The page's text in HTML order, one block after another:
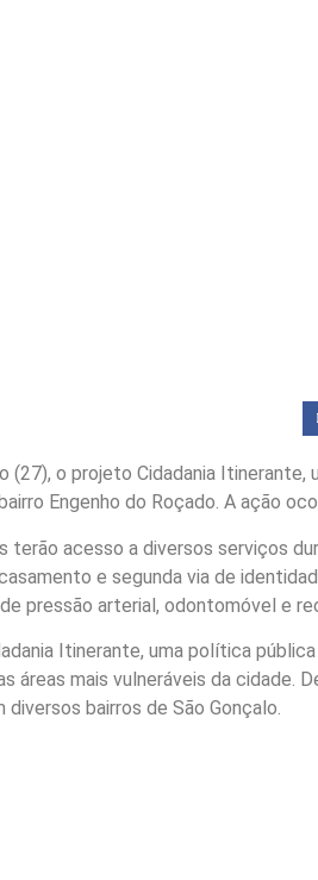
(27), o projeto Cidadania
Engenho do Roçado. A ação
terão acesso a diversos serviços
e segunda via de
pressão arterial, odontomóvel e
Itinerante, uma política
áreas mais vulneráveis da cidade.
diversos bairros de São Gonçalo.